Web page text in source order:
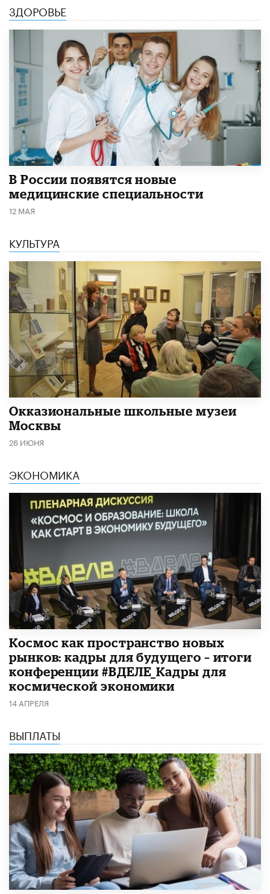
ЗДОРОВЬЕ
В России появятся новые
медицинские специальности
12 МАЯ
КУЛЬТУРА
​Окказиональные школьные музеи
Москвы
26 ИЮНЯ
ЭКОНОМИКА
Космос как пространство новых
рынков: кадры для будущего – итоги
конференции #ВДЕЛЕ_Кадры для
космической экономики
14 АПРЕЛЯ
ВЫПЛАТЫ